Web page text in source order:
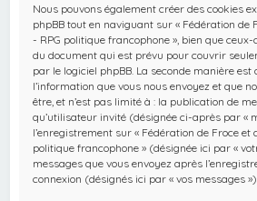
Nous pouvons également créer des cookies
phpBB tout en naviguant sur « Fédération de
- RPG politique francophone », bien que
du document qui est prévu pour couvrir
par le logiciel phpBB. La seconde manière est
l’information que vous nous envoyez et que
être, et n’est pas limité à : la publication de
qu’utilisateur invité (désignée ci-après par «
l’enregistrement sur « Fédération de Froce et
politique francophone » (désignée ici par «
messages que vous envoyez après
connexion (désignés ici par « vos messages »).